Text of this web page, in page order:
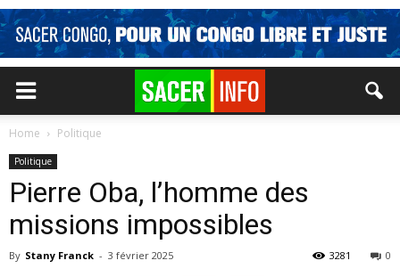
Home Politique
Politique
Pierre Oba, l’homme des
missions impossibles
By Stany Franck - 3 février 2025 0
3281